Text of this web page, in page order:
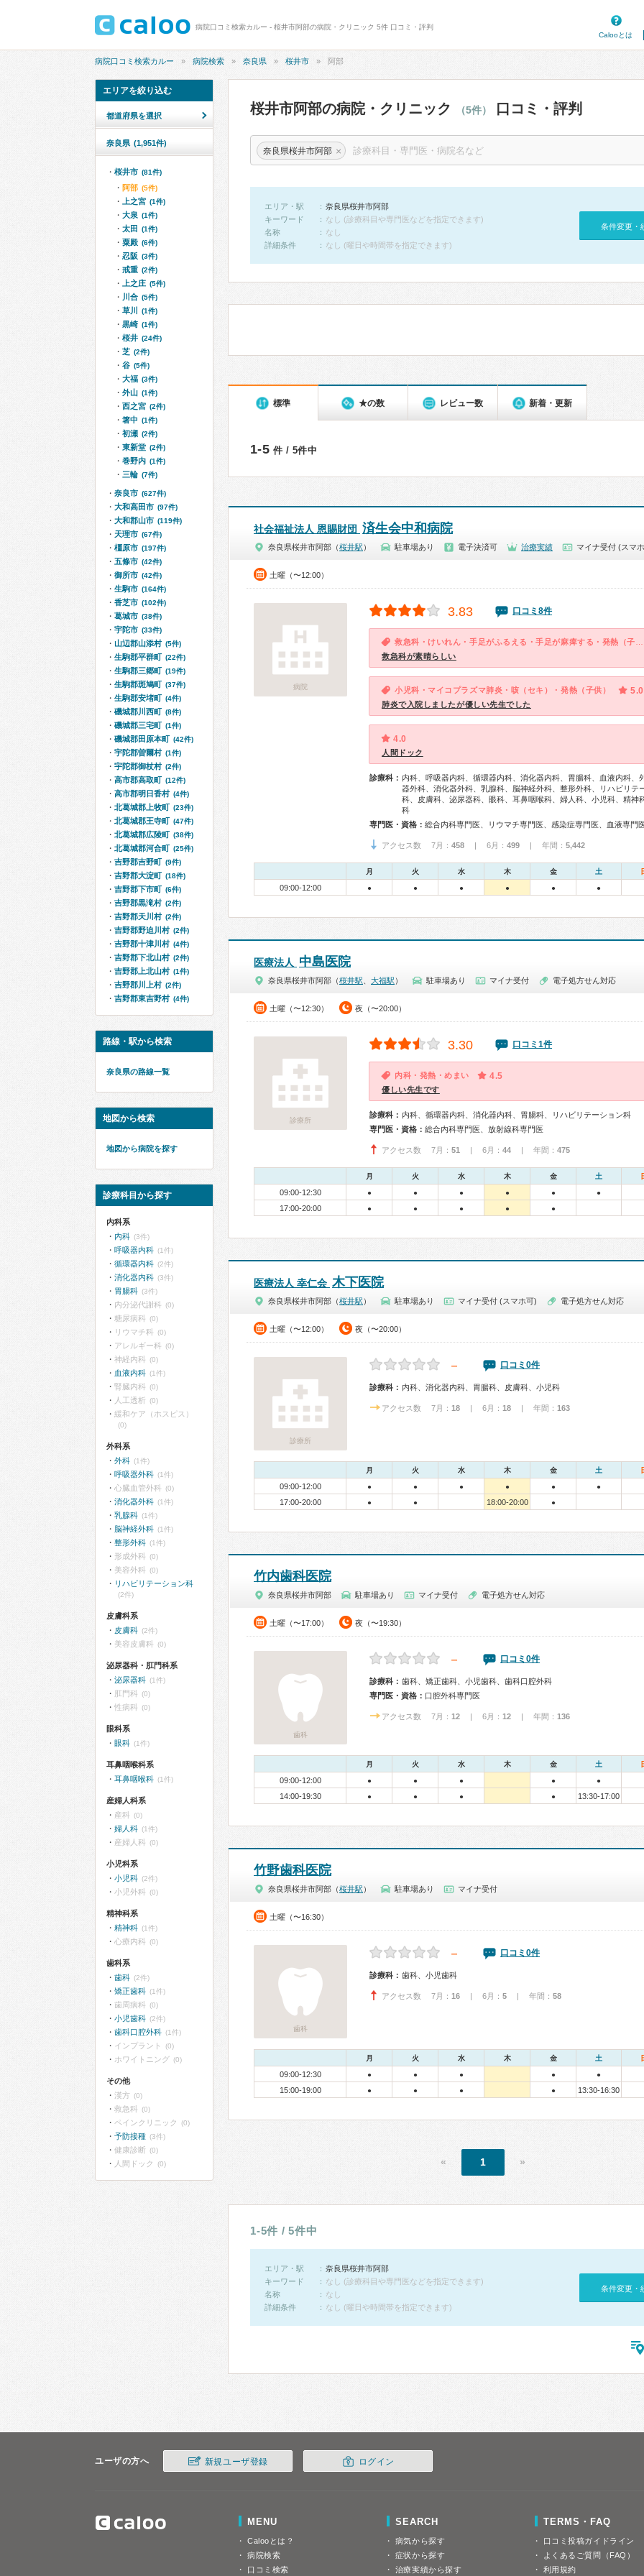
病院口コミ検索カルー - 桜井市阿部の病院・クリニック 5件 口コミ・評判
Calooとは
病院口コミ検索カルー 病院検索 奈良県 桜井市 阿部
桜井市阿部の病院・クリニック （5件） 口コミ・評判
奈良県桜井市阿部 ×
エリア・駅
奈良県桜井市阿部
キーワード
なし (診療科目や専門医などを指定できます)
名称
なし
詳細条件
なし (曜日や時間帯を指定できます)
条件変更・
標準 ★の数 レビュー数 新着・更新
1-5 件 / 5件中
社会福祉法人 恩賜財団 済生会中和病院
奈良県桜井市阿部（桜井駅 ） 駐車場あり 電子決済可 治療実績 マイナ受付 (スマ
土曜（〜12:00）
病院
3.83 口コミ8件
救急科が素晴らしい
小児科・マイコプラズマ肺炎・咳（セキ）・発熱（子供） 5.0
肺炎で入院しましたが優しい先生でした
4.0
人間ドック
診療科： 内科、呼吸器内科、循環器内科、消化器内科、胃腸科、血液内科、
器外科、消化器外科、乳腺科、脳神経外科、整形外科、リハビリテ
科、皮膚科、泌尿器科、眼科、耳鼻咽喉科、婦人科、小児科、精神
科
専門医・資格：
アクセス数 7月： 458 | 6月： 499 | 年間： 5,442
月 火 水 木 金 土
09:00-12:00 ● ● ● ● ● ●
医療法人 中島医院
奈良県桜井市阿部（桜井駅 大福駅 ） 駐車場あり マイナ受付 電子処方せん対応
土曜（〜12:30） 夜（〜20:00）
診療所
3.30 口コミ1件
内科・発熱・めまい 4.5
優しい先生です
診療科： 内科、循環器内科、消化器内科、胃腸科、リハビリテーション科
専門医・資格： 総合内科専門医、放射線科専門医
アクセス数 7月： 51 | 6月： 44 | 年間： 475
月 火 水 木 金 土
09:00-12:30 ● ● ● ● ● ●
17:00-20:00 ● ● ● ● ●
医療法人 幸仁会 木下医院
奈良県桜井市阿部（桜井駅 ） 駐車場あり マイナ受付 (スマホ可) 電子処方せん対応
土曜（〜12:00） 夜（〜20:00）
診療所
－ 口コミ0件
診療科： 内科、消化器内科、胃腸科、皮膚科、小児科
アクセス数 7月： 18 | 6月： 18 | 年間： 163
月 火 水 木 金 土
09:00-12:00 ● ● ● ● ● ●
17:00-20:00 ● ● 18:00-20:00 ●
竹内歯科医院
奈良県桜井市阿部 駐車場あり マイナ受付 電子処方せん対応
土曜（〜17:00） 夜（〜19:30）
歯科
－ 口コミ0件
診療科： 歯科、矯正歯科、小児歯科、歯科口腔外科
専門医・資格： 口腔外科専門医
アクセス数 7月： 12 | 6月： 12 | 年間： 136
月 火 水 木 金 土
09:00-12:00 ● ● ● ● ●
14:00-19:30 ● ● ● ● 13:30-17:00
竹野歯科医院
奈良県桜井市阿部（桜井駅 ） 駐車場あり マイナ受付
土曜（〜16:30）
歯科
－ 口コミ0件
診療科： 歯科、小児歯科
アクセス数 7月： 16 | 6月： 5 | 年間： 58
月 火 水 木 金 土
09:00-12:30 ● ● ● ● ●
15:00-19:00 ● ● ● ● 13:30-16:30
« 1 »
1-5件 / 5件中
エリア・駅
奈良県桜井市阿部
キーワード
なし (診療科目や専門医などを指定できます)
名称
なし
詳細条件
なし (曜日や時間帯を指定できます)
条件変更・
エリアを絞り込む
都道府県を選択
奈良県 (1,951件)
桜井市 (81件)
阿部 (5件)
上之宮 (1件)
大泉 (1件)
太田 (1件)
粟殿 (6件)
忍阪 (3件)
戒重 (2件)
上之庄 (5件)
川合 (5件)
草川 (1件)
黒崎 (1件)
桜井 (24件)
芝 (2件)
谷 (5件)
大福 (3件)
外山 (1件)
西之宮 (2件)
箸中 (1件)
初瀬 (2件)
東新堂 (2件)
巻野内 (1件)
三輪 (7件)
奈良市 (627件)
大和高田市 (97件)
大和郡山市 (119件)
天理市 (67件)
橿原市 (197件)
五條市 (42件)
御所市 (42件)
生駒市 (164件)
香芝市 (102件)
葛城市 (38件)
宇陀市 (33件)
山辺郡山添村 (5件)
生駒郡平群町 (22件)
生駒郡三郷町 (19件)
生駒郡斑鳩町 (37件)
生駒郡安堵町 (4件)
磯城郡川西町 (8件)
磯城郡三宅町 (1件)
磯城郡田原本町 (42件)
宇陀郡曽爾村 (1件)
宇陀郡御杖村 (2件)
高市郡高取町 (12件)
高市郡明日香村 (4件)
北葛城郡上牧町 (23件)
北葛城郡王寺町 (47件)
北葛城郡広陵町 (38件)
北葛城郡河合町 (25件)
吉野郡吉野町 (9件)
吉野郡大淀町 (18件)
吉野郡下市町 (6件)
吉野郡黒滝村 (2件)
吉野郡天川村 (2件)
吉野郡野迫川村 (2件)
吉野郡十津川村 (4件)
吉野郡下北山村 (2件)
吉野郡上北山村 (1件)
吉野郡川上村 (2件)
吉野郡東吉野村 (4件)
路線・駅から検索
奈良県の路線一覧
地図から検索
地図から病院を探す
診療科目から探す
内科系
内科 (3件)
呼吸器内科 (1件)
循環器内科 (2件)
消化器内科 (3件)
胃腸科 (3件)
内分泌代謝科 (0)
糖尿病科 (0)
リウマチ科 (0)
アレルギー科 (0)
神経内科 (0)
血液内科 (1件)
腎臓内科 (0)
人工透析 (0)
緩和ケア（ホスピス）
(0)
外科系
外科 (1件)
呼吸器外科 (1件)
心臓血管外科 (0)
消化器外科 (1件)
乳腺科 (1件)
脳神経外科 (1件)
整形外科 (1件)
形成外科 (0)
美容外科 (0)
リハビリテーション科
(2件)
皮膚科系
皮膚科 (2件)
美容皮膚科 (0)
泌尿器科・肛門科系
泌尿器科 (1件)
肛門科 (0)
性病科 (0)
眼科系
眼科 (1件)
耳鼻咽喉科系
耳鼻咽喉科 (1件)
産婦人科系
産科 (0)
婦人科 (1件)
産婦人科 (0)
小児科系
小児科 (2件)
小児外科 (0)
精神科系
精神科 (1件)
心療内科 (0)
歯科系
歯科 (2件)
矯正歯科 (1件)
歯周病科 (0)
小児歯科 (2件)
歯科口腔外科 (1件)
インプラント (0)
ホワイトニング (0)
その他
漢方 (0)
救急科 (0)
ペインクリニック (0)
予防接種 (3件)
健康診断 (0)
人間ドック (0)
ユーザの方へ 新規ユーザ登録 ログイン
MENU
Calooとは？
病院検索
口コミ検索
SEARCH
病気から探す
症状から探す
治療実績から探す
TERMS・FAQ
口コミ投稿ガイドライン
よくあるご質問（FAQ）
利用規約